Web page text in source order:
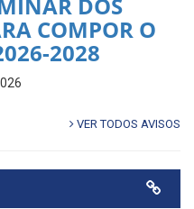
DOS
COMPOR O
2028
VER TODOS AVISOS